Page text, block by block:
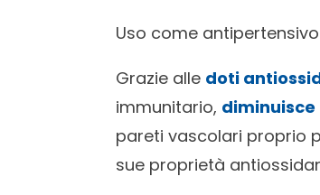
Uso come antipertensivo
Grazie alle doti
immunitario,
pareti vascolari proprio
sue proprietà